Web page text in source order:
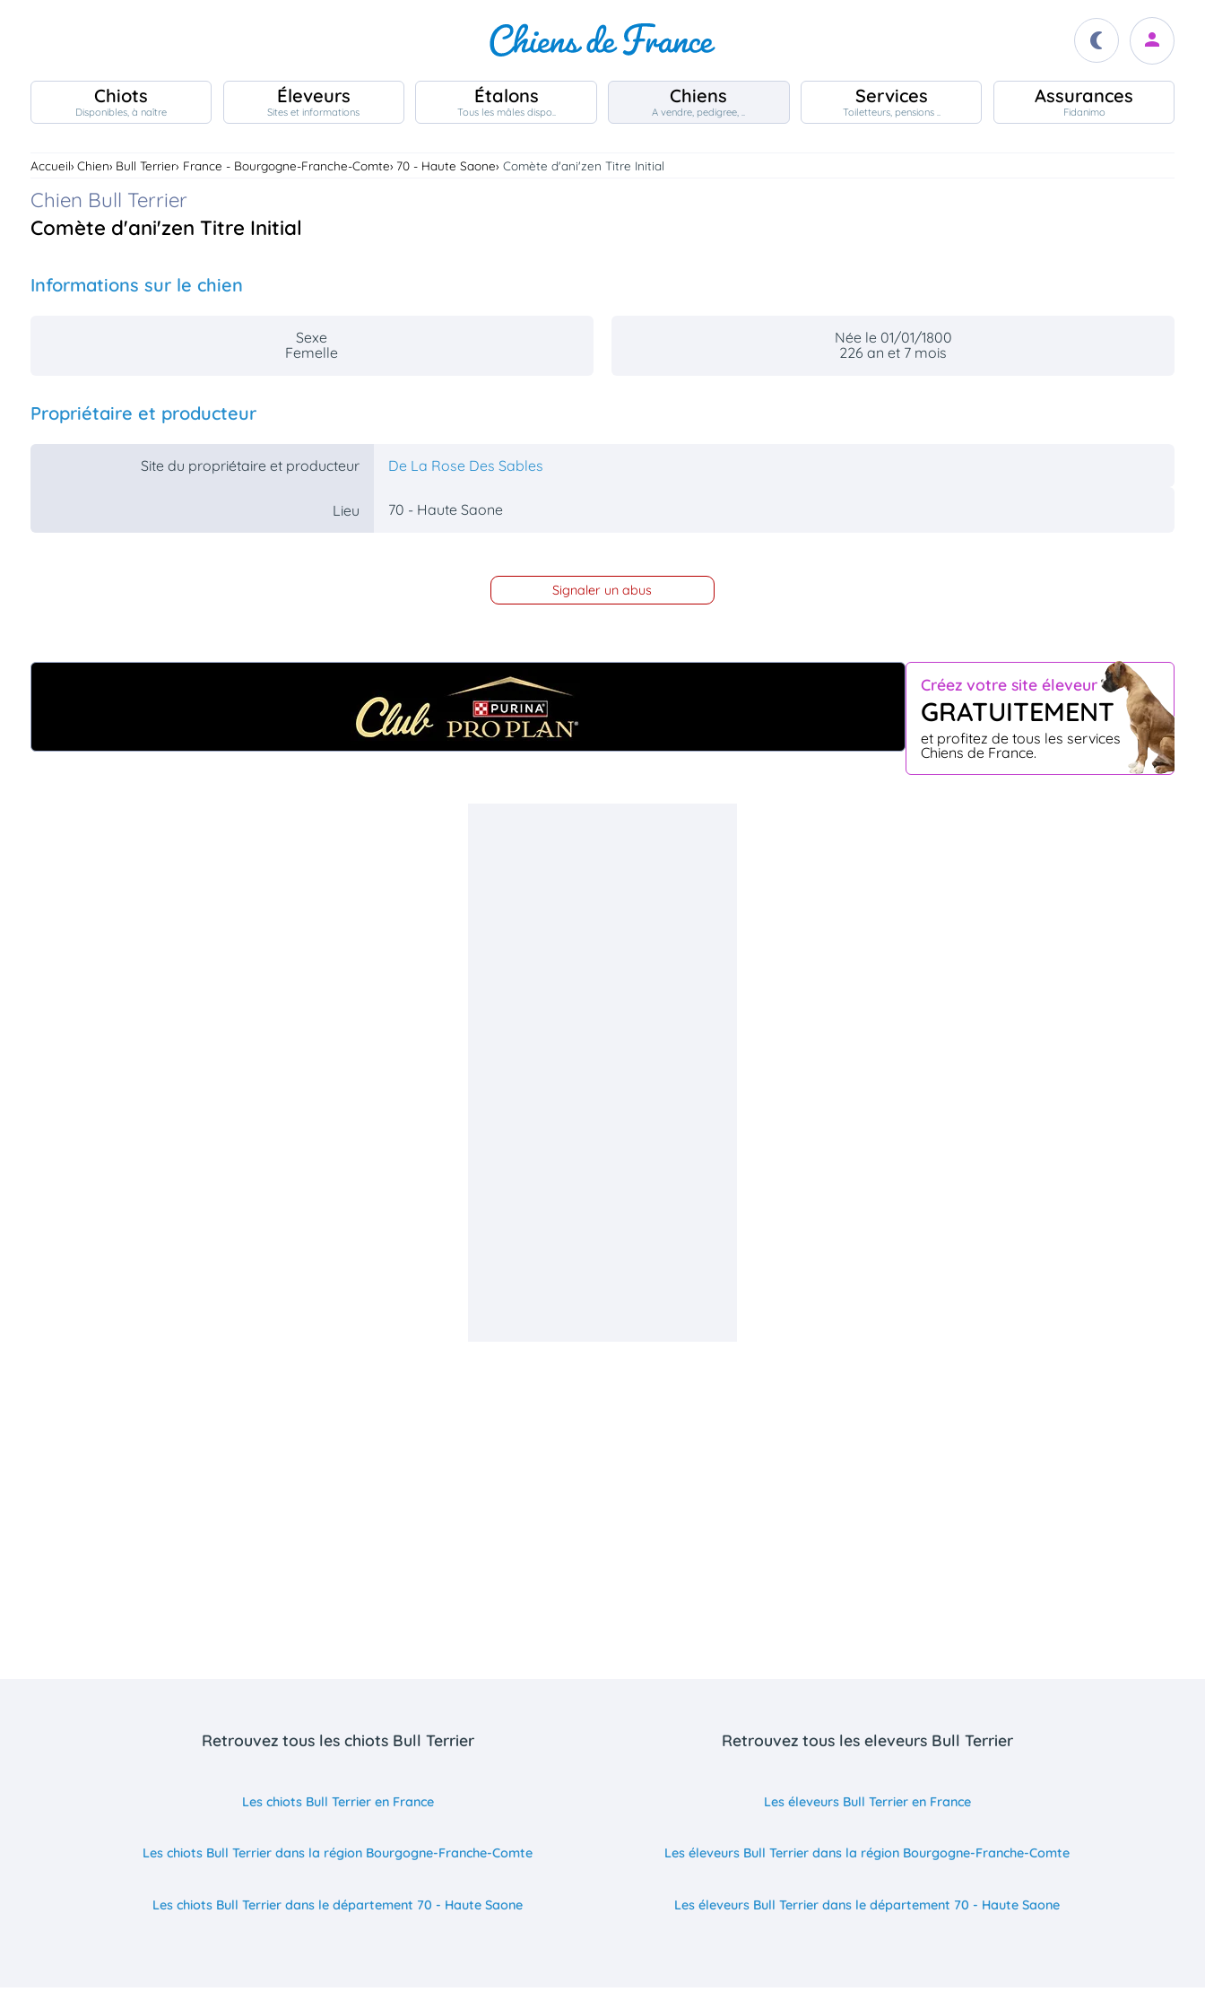
Chiots
Éleveurs
Étalons
Chiens
Assurances
Chiots
Disponibles, à naître
Éleveurs
Sites et informations
Étalons
Tous les mâles dispo..
Chiens
A vendre, pedigree, ..
Services
Toiletteurs, pensions ..
Assurances
Fidanimo
Accueil Chien Bull Terrier France - Bourgogne-Franche-Comte 70 - Haute Saone Comète d'ani'zen Titre Initial
Chien Bull Terrier
Comète d'ani'zen Titre Initial
Informations sur le chien
Sexe
Femelle
Née le 01/01/1800
226 an et 7 mois
Propriétaire et producteur
Site du propriétaire et producteur De La Rose Des Sables
Lieu 70 - Haute Saone
Signaler un abus
Créez votre site éleveur
GRATUITEMENT
et profitez de tous les services
Chiens de France.
Retrouvez tous les chiots Bull Terrier
Les chiots Bull Terrier en France
Les chiots Bull Terrier dans la région Bourgogne-Franche-Comte
Les chiots Bull Terrier dans le département 70 - Haute Saone
Retrouvez tous les eleveurs Bull Terrier
Les éleveurs Bull Terrier en France
Les éleveurs Bull Terrier dans la région Bourgogne-Franche-Comte
Les éleveurs Bull Terrier dans le département 70 - Haute Saone